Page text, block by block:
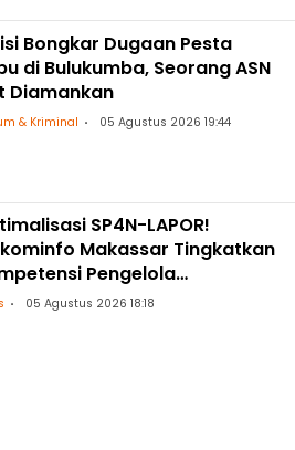
Bongkar Dugaan Pesta
di Bulukumba, Seorang ASN
Diamankan
& Kriminal 05 Agustus 2026 19:44
SP4N-LAPOR!
Makassar Tingkatkan
Pengelola
OPD
05 Agustus 2026 18:18